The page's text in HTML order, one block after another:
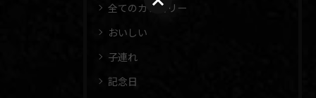
全てのカテゴリー
おいしい
子連れ
記念日